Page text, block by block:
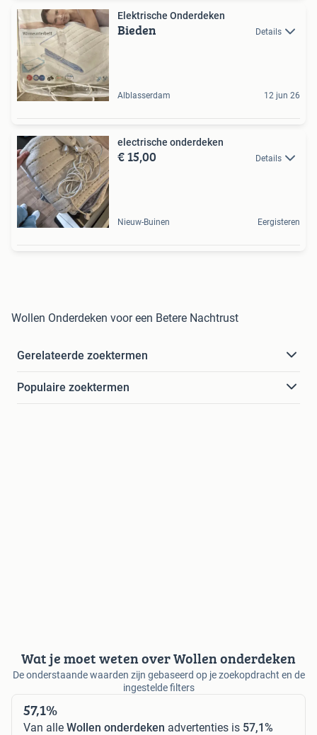
Elektrische Onderdeken
Bieden Details
Alblasserdam 12 jun 26
electrische onderdeken
€ 15,00 Details
Nieuw-Buinen Eergisteren
Wollen Onderdeken voor een Betere Nachtrust
Gerelateerde zoektermen
Populaire zoektermen
Wat je moet weten over Wollen onderdeken
De onderstaande waarden zijn gebaseerd op je zoekopdracht en de
ingestelde filters
57,1%
Van alle Wollen onderdeken advertenties is 57,1%